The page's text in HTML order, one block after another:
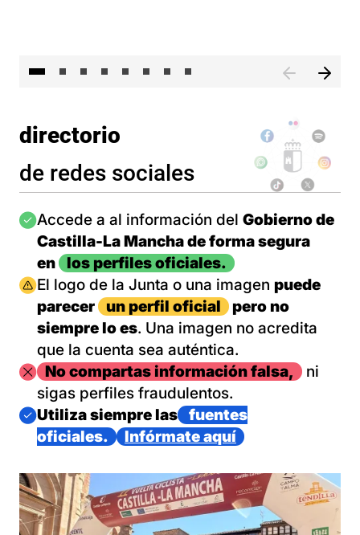
directorio
de redes sociales
Imagen
Accede a al información del Gobierno de
Castilla-La Mancha de forma segura
en
los perfiles oficiales.
Imagen
El logo de la Junta o una imagen puede
parecer
un perfil oficial
pero no
siempre lo es. Una imagen no acredita
que la cuenta sea auténtica.
ImagenNo compartas información falsa,
ni
sigas perfiles fraudulentos.
Imagen
Utiliza siempre las
fuentes
oficiales.
Infórmate aquí